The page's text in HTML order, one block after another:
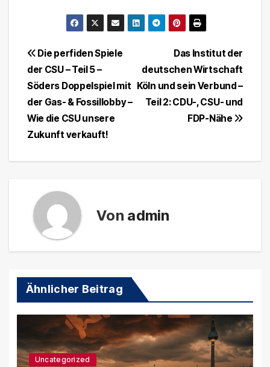
BeitragsnavigationDas Institut der
deutschen Wirtschaft
Köln und sein Verbund –
Teil 2: CDU-, CSU- und
FDP-Nähe
Die perfiden Spiele
der CSU – Teil 5 –
Söders Doppelspiel mit
der Gas- & Fossillobby –
Wie die CSU unsere
Zukunft verkauft!
Von admin
Ähnlicher Beitrag
Uncategorized